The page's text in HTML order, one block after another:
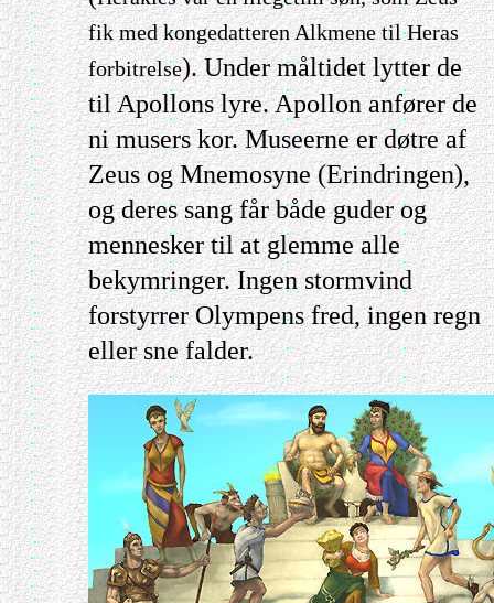
fik med kongedatteren Alkmene til Heras
forbitrelse). Under måltidet lytter de
til Apollons lyre. Apollon anfører de
ni musers kor. Museerne er døtre af
Zeus og Mnemosyne (Erindringen),
og deres sang får både guder og
mennesker til at glemme alle
bekymringer. Ingen stormvind
forstyrrer Olympens fred, ingen regn
eller sne falder.